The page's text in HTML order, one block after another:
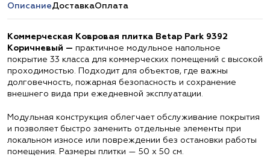
ОписаниеДоставкаОплата
Коммерческая Ковровая плитка Betap Park 9392
Коричневый — практичное модульное напольное
покрытие 33 класса для коммерческих помещений с высокой
проходимостью. Подходит для объектов, где важны
долговечность, пожарная безопасность и сохранение
внешнего вида при ежедневной эксплуатации.
Модульная конструкция облегчает обслуживание покрытия
и позволяет быстро заменить отдельные элементы при
локальном износе или повреждении без остановки работы
помещения. Размеры плитки — 50 х 50 см.